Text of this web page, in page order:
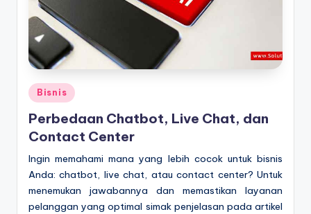
Posted
in
Bisnis
Perbedaan Chatbot, Live Chat, dan
Contact Center
Ingin memahami mana yang lebih cocok untuk bisnis
Anda: chatbot, live chat, atau contact center? Untuk
menemukan jawabannya dan memastikan layanan
pelanggan yang optimal simak penjelasan pada artikel